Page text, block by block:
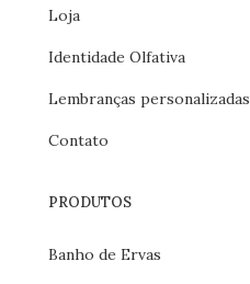
Loja
Identidade Olfativa
Lembranças personalizadas
Contato
PRODUTOS
Banho de Ervas